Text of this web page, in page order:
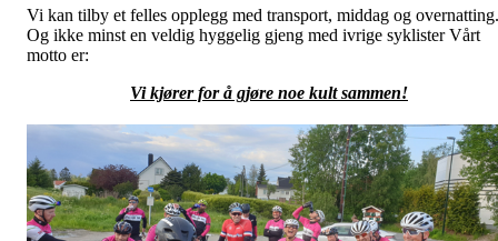
Vi kan tilby et felles opplegg med transport, middag og overnatting.
Og ikke minst en veldig hyggelig gjeng med ivrige syklister Vårt
motto er:
Vi kjører for å gjøre noe kult sammen!